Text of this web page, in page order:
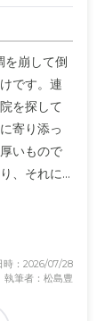
を崩して倒
です。連
を探して
寄り添っ
いもので
、それに...
時：2026/07/28
執筆者：松島豊